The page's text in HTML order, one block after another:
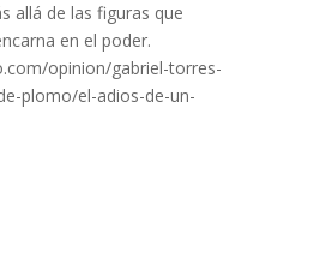
allá de las figuras que
en el poder.
opinion/gabriel-torres-
plomo/el-adios-de-un-